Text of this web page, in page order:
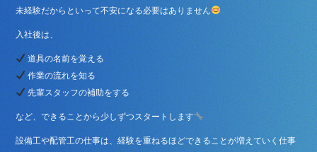
未経験だからといって不安になる必要はありません
入社後は、
道具の名前を覚える
作業の流れを知る
先輩スタッフの補助をする
など、できることから少しずつスタートします
設備工や配管工の仕事は、経験を重ねるほどできることが増えていく仕事